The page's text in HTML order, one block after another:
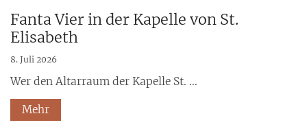
Fanta Vier in der Kapelle von St.
Elisabeth
8. Juli 2026
Wer den Altarraum der Kapelle St. ...
Mehr